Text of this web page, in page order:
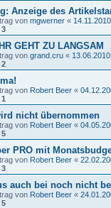
Anzeige des
von mgwerner «
3
GEHT ZU LANGSAM
von grand.cru «
2
von Robert Beer «
1
nicht übernommen
von Robert Beer «
5
PRO mit
von Robert Beer «
3
auch bei noch nicht
von Robert Beer «
5